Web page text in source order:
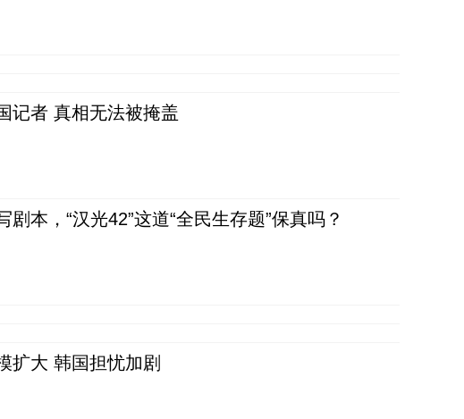
记者 真相无法被掩盖
本，“汉光42”这道“全民生存题”保真吗？
扩大 韩国担忧加剧